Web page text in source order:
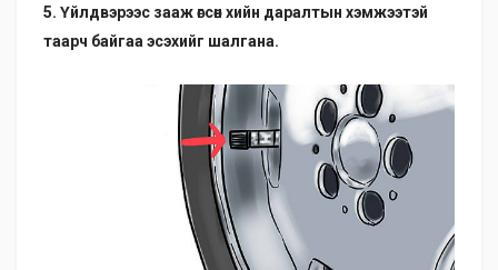
5. Үйлдвэрээс зааж өгсөн хийн даралтын хэмжээтэй
таарч байгаа эсэхийг шалгана.